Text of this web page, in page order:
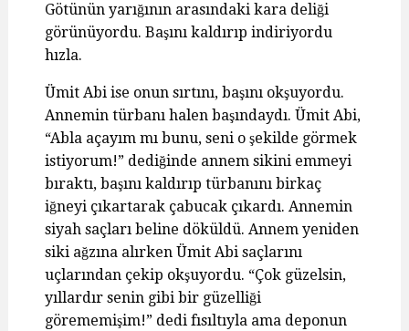
Götünün yarığının arasındaki kara deliği
görünüyordu. Başını kaldırıp indiriyordu
hızla.
Ümit Abi ise onun sırtını, başını okşuyordu.
Annemin türbanı halen başındaydı. Ümit Abi,
“Abla açayım mı bunu, seni o şekilde görmek
istiyorum!” dediğinde annem sikini emmeyi
bıraktı, başını kaldırıp türbanını birkaç
iğneyi çıkartarak çabucak çıkardı. Annemin
siyah saçları beline döküldü. Annem yeniden
siki ağzına alırken Ümit Abi saçlarını
uçlarından çekip okşuyordu. “Çok güzelsin,
yıllardır senin gibi bir güzelliği
görememişim!” dedi fısıltıyla ama deponun